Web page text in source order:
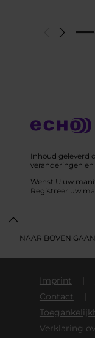
Inhoud geleverd
veranderingen
Wenst U uw
Registreer uw
Imprint
Contact
Verklaring
NAAR BOVEN GAAN